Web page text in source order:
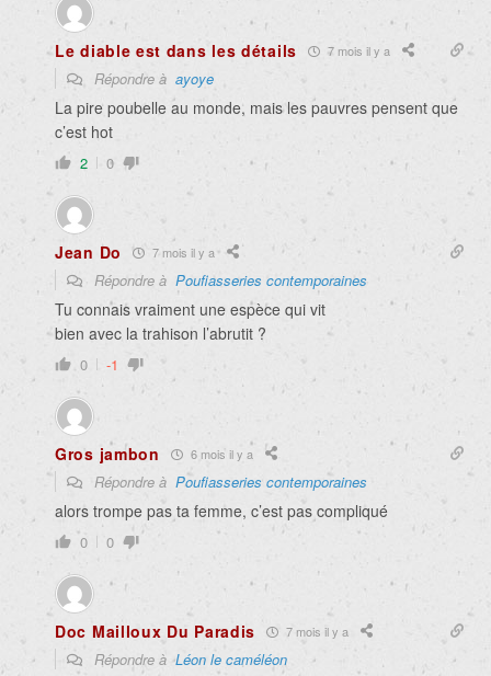
Le diable est dans les détails 7 mois il y a
Répondre à ayoye
La pire poubelle au monde, mais les pauvres pensent que
c’est hot
2 0
Jean Do 7 mois il y a
Répondre à Poufiasseries contemporaines
Tu connais vraiment une espèce qui vit
bien avec la trahison l’abrutit ?
0 -1
Gros jambon 6 mois il y a
Répondre à Poufiasseries contemporaines
alors trompe pas ta femme, c’est pas compliqué
0 0
Doc Mailloux Du Paradis 7 mois il y a
Répondre àLéon le caméléon